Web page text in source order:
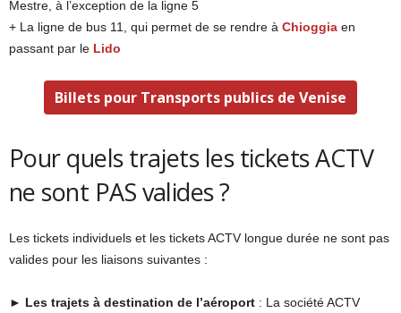
Mestre, à l’exception de la ligne 5
+ La ligne de bus 11, qui permet de se rendre à Chioggia en
passant par le Lido
Billets pour Transports publics de Venise
Pour quels trajets les tickets ACTV
ne sont PAS valides ?
Les tickets individuels et les tickets ACTV longue durée ne sont pas
valides pour les liaisons suivantes :
► Les trajets à destination de l’aéroport : La société ACTV